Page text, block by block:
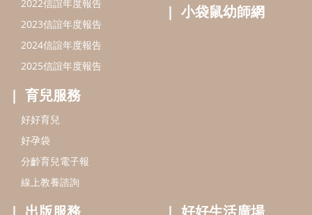
線上教養諮詢
出版服務
信誼基金出版社
閱讀推廣
Bookstart閱讀起步走
信誼幼兒文學獎
信誼兒童動畫獎
小袋鼠說故事劇團
service@hsin-yi.org.tw